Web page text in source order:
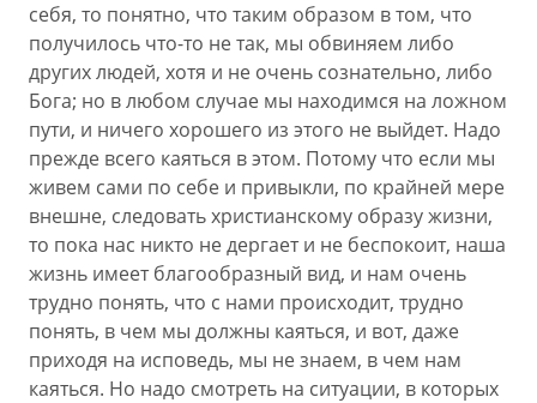
себя, то понятно, что таким образом в том, что
получилось что-то не так, мы обвиняем либо
других людей, хотя и не очень сознательно, либо
Бога; но в любом случае мы находимся на ложном
пути, и ничего хорошего из этого не выйдет. Надо
прежде всего каяться в этом. Потому что если мы
живем сами по себе и привыкли, по крайней мере
внешне, следовать христианскому образу жизни,
то пока нас никто не дергает и не беспокоит, наша
жизнь имеет благообразный вид, и нам очень
трудно понять, что с нами происходит, трудно
понять, в чем мы должны каяться, и вот, даже
приходя на исповедь, мы не знаем, в чем нам
каяться. Но надо смотреть на ситуации, в которых